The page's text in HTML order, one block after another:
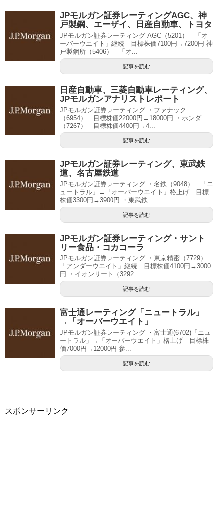
JPモルガン証券レーティングAGC、神
戸製鋼、エーザイ、日産自動車、トヨタ
JPモルガン証券レーティング AGC（5201） 「オ
ーバーウエイト」継続 目標株価7100円→7200円 神
戸製鋼所（5406） 「オ...
記事を読む
日産自動車、三菱自動車レーティング、
JPモルガンアナリストレポート
JPモルガン証券レーティング ・ファナック
（6954） 目標株価22000円→18000円 ・ホンダ
（7267） 目標株価4400円→4...
記事を読む
JPモルガン証券レーティング、東武鉄
道、名古屋鉄道
JPモルガン証券レーティング ・名鉄（9048） 「ニ
ュートラル」→「オーバーウエイト」格上げ 目標
株価3300円→3900円 ・東武鉄...
記事を読む
JPモルガン証券レーティング・サント
リー食品・コカコーラ
JPモルガン証券レーティング ・東京精密（7729）
「アンダーウエイト」継続 目標株価4100円→3000
円 ・イオンリート（3292...
記事を読む
富士通レーティング「ニュートラル」
→「オーバーウエイト」
JPモルガン証券レーティング ・富士通(6702)「ニュ
ートラル」→「オーバーウエイト」格上げ 目標株
価7000円→12000円 参...
記事を読む
スポンサーリンク